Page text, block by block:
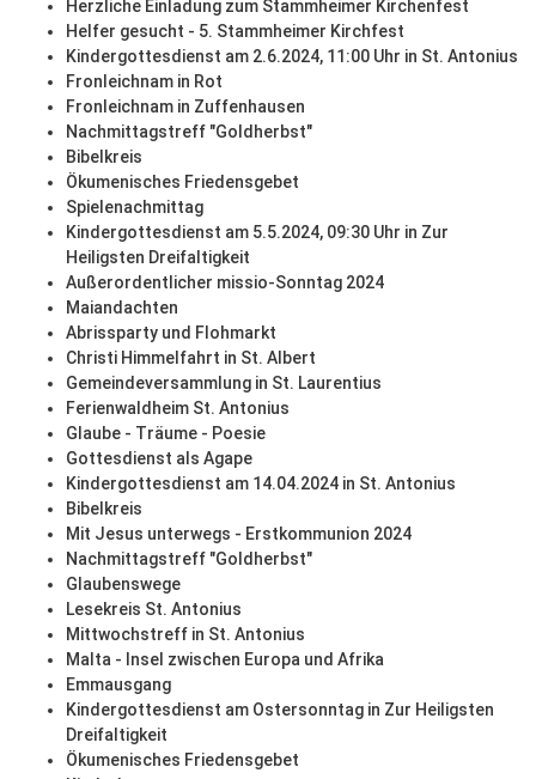
Herzliche Einladung zum Stammheimer Kirchenfest
Helfer gesucht - 5. Stammheimer Kirchfest
Kindergottesdienst am 2.6.2024, 11:00 Uhr in St. Antonius
Fronleichnam in Rot
Fronleichnam in Zuffenhausen
Nachmittagstreff "Goldherbst"
Bibelkreis
Ökumenisches Friedensgebet
Spielenachmittag
Kindergottesdienst am 5.5.2024, 09:30 Uhr in Zur
Heiligsten Dreifaltigkeit
Außerordentlicher missio-Sonntag 2024
Maiandachten
Abrissparty und Flohmarkt
Christi Himmelfahrt in St. Albert
Gemeindeversammlung in St. Laurentius
Ferienwaldheim St. Antonius
Glaube - Träume - Poesie
Gottesdienst als Agape
Kindergottesdienst am 14.04.2024 in St. Antonius
Bibelkreis
Mit Jesus unterwegs - Erstkommunion 2024
Nachmittagstreff "Goldherbst"
Glaubenswege
Lesekreis St. Antonius
Mittwochstreff in St. Antonius
Malta - Insel zwischen Europa und Afrika
Emmausgang
Kindergottesdienst am Ostersonntag in Zur Heiligsten
Dreifaltigkeit
Ökumenisches Friedensgebet